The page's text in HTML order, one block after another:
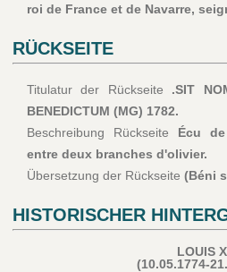
roi de France et de Navarre,
RÜCKSEITE
Titulatur der Rückseite .SIT
BENEDICTUM (MG) 1782.
Beschreibung Rückseite Écu
entre deux branches d'olivier.
Übersetzung der Rückseite (Béni
HISTORISCHER
LOUIS
(10.05.1774-